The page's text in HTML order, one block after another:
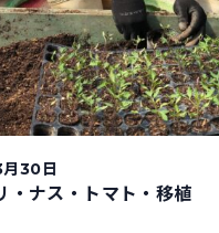
30日
・ナス・トマト・移植